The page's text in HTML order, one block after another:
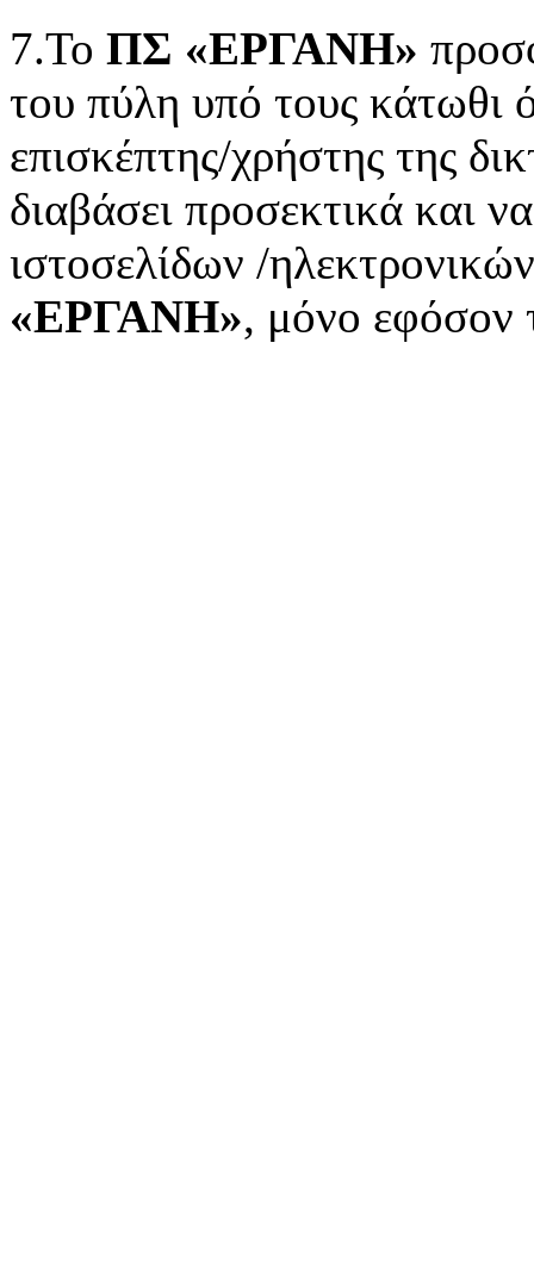
7.Το ΠΣ «ΕΡΓΑΝΗ»
του πύλη υπό τους κάτωθι
επισκέπτης/χρήστης της
διαβάσει προσεκτικά και
ιστοσελίδων /
«ΕΡΓΑΝΗ», μόνο εφόσον